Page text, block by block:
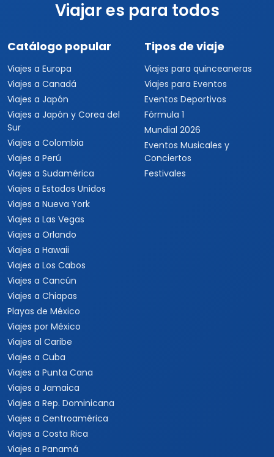
Viajar es para todos
Catálogo popular
Viajes a Europa
Viajes a Canadá
Viajes a Japón
Viajes a Japón y Corea del
Sur
Viajes a Colombia
Viajes a Perú
Viajes a Sudamérica
Viajes a Estados Unidos
Viajes a Nueva York
Viajes a Las Vegas
Viajes a Orlando
Viajes a Hawaii
Viajes a Los Cabos
Viajes a Cancún
Viajes a Chiapas
Playas de México
Viajes por México
Viajes al Caribe
Viajes a Cuba
Viajes a Punta Cana
Viajes a Jamaica
Viajes a Rep. Dominicana
Viajes a Centroamérica
Viajes a Costa Rica
Viajes a Panamá
Tipos de viaje
Viajes para quinceaneras
Viajes para Eventos
Eventos Deportivos
Fórmula 1
Mundial 2026
Eventos Musicales y
Conciertos
Festivales